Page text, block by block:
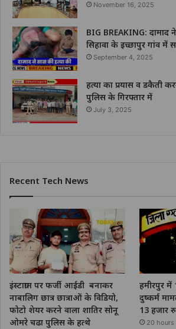
November 16, 2025
BIG BREAKING: दामाद
सिहावा के इच्छापुर गांव में
September 4, 2025
हत्या का प्रयास व डकैती
पुलिस के गिरफ्तार में
July 3, 2025
Recent Tech News
इंस्टाग्राम पर फर्जी आईडी बनाकर
नाबालिग छात्र छात्राओं के विडियो,
फोटो शेयर करने वाला शातिर सोनू
ओमरे चढा पुलिस के हत्थे
हमीरपुर में
दुष्कर्म
13 हजार
20 hours